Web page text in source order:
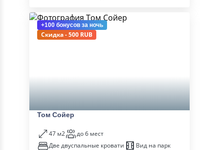
+100 бонусов за ночь
Скидка - 500 RUB
Том Сойер
47 м2
до 6 мест
Две двуспальные кровати
Вид на парк